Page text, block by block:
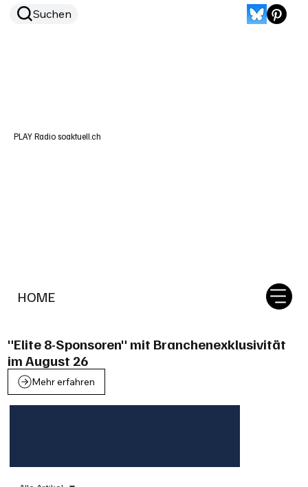
HOME
Suchen
PLAY Radio soaktuell.ch
"Elite 8-Sponsoren" mit Branchenexklusivität
im August 26
Mehr erfahren